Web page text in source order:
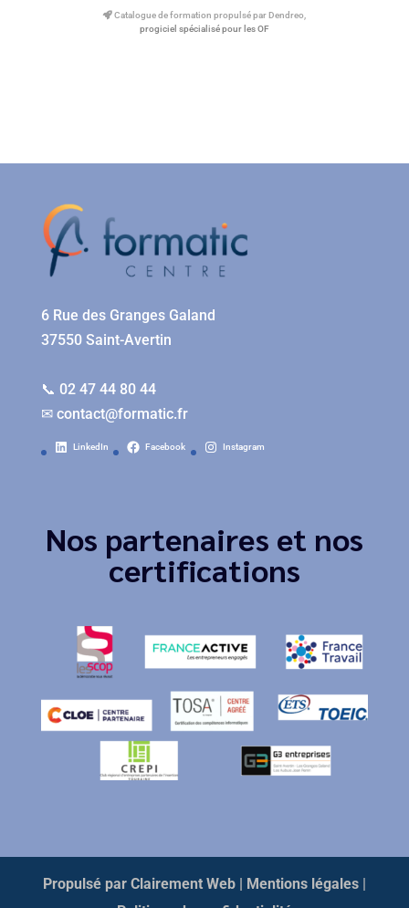
Catalogue de formation propulsé par Dendreo,
progiciel spécialisé pour les OF
6 Rue des Granges Galand
37550 Saint-Avertin
📞 02 47 44 80 44
✉ contact@formatic.fr
LinkedIn Facebook Instagram
Nos partenaires et nos
certifications
Propulsé par Clairement Web | Mentions légales|